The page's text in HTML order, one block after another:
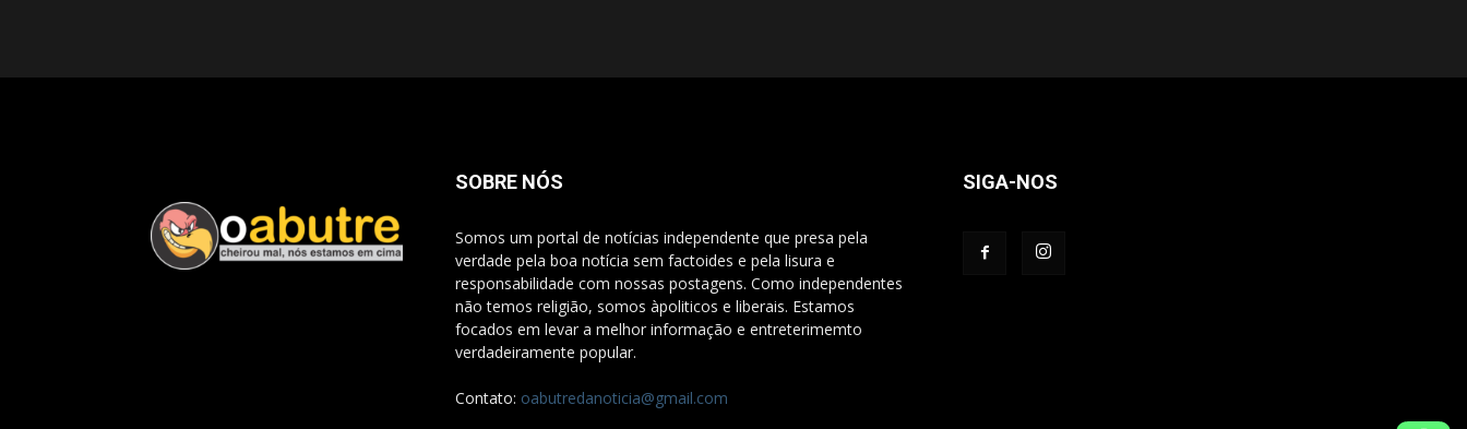
SOBRE NÓS
Somos um portal de notícias independente que presa pela
verdade pela boa notícia sem factoides e pela lisura e
responsabilidade com nossas postagens. Como independentes
não temos religião, somos àpoliticos e liberais. Estamos
focados em levar a melhor informação e entreterimemto
verdadeiramente popular.
Contato: oabutredanoticia@gmail.com
SIGA-NOS